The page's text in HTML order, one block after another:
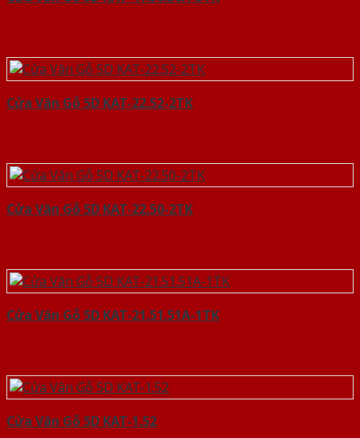
Cửa Vân Gỗ 5D KAT-22.52-2TK
Cửa Vân Gỗ 5D KAT-22.50-2TK
Cửa Vân Gỗ 5D KAT-21.51.51A-1TK
Cửa Vân Gỗ 5D KAT-1.52